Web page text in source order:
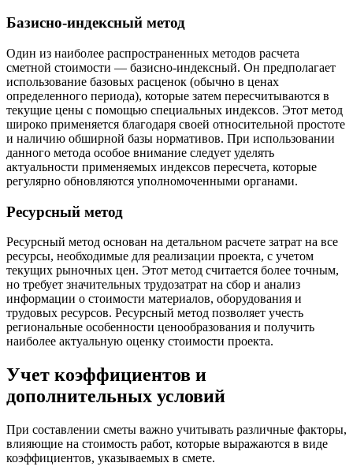
Базисно-индексный метод
Один из наиболее распространенных методов расчета
сметной стоимости — базисно-индексный. Он предполагает
использование базовых расценок (обычно в ценах
определенного периода), которые затем пересчитываются в
текущие цены с помощью специальных индексов. Этот метод
широко применяется благодаря своей относительной простоте
и наличию обширной базы нормативов. При использовании
данного метода особое внимание следует уделять
актуальности применяемых индексов пересчета, которые
регулярно обновляются уполномоченными органами.
Ресурсный метод
Ресурсный метод основан на детальном расчете затрат на все
ресурсы, необходимые для реализации проекта, с учетом
текущих рыночных цен. Этот метод считается более точным,
но требует значительных трудозатрат на сбор и анализ
информации о стоимости материалов, оборудования и
трудовых ресурсов. Ресурсный метод позволяет учесть
региональные особенности ценообразования и получить
наиболее актуальную оценку стоимости проекта.
Учет коэффициентов и
дополнительных условий
При составлении сметы важно учитывать различные факторы,
влияющие на стоимость работ, которые выражаются в виде
коэффициентов, указываемых в смете.